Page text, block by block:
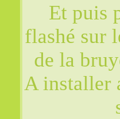
Et puis
flashé sur
de la
A installer